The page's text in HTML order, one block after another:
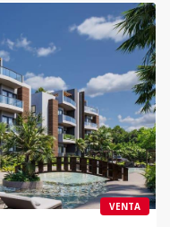
VENTA